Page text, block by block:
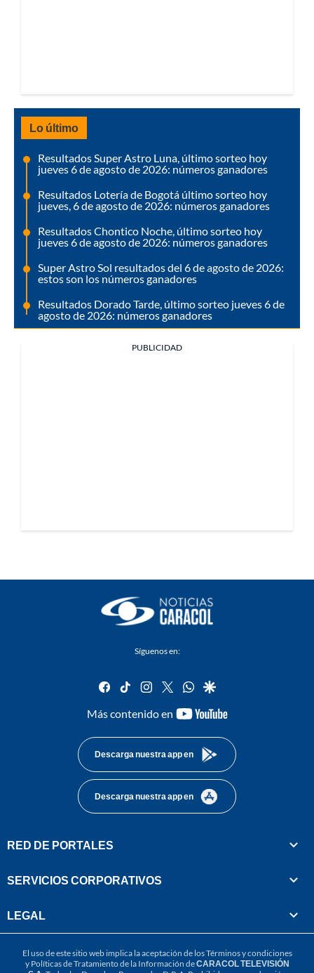
Lo último
Resultados Super Astro Luna, último sorteo hoy
jueves 6 de agosto de 2026: números ganadores
Resultados Lotería de Bogotá último sorteo hoy
jueves, 6 de agosto de 2026: números ganadores
Resultados Chontico Noche, último sorteo hoy
jueves 6 de agosto de 2026: números ganadores
Super Astro Sol resultados del 6 de agosto de 2026:
estos son los números ganadores
Resultados Dorado Tarde, último sorteo jueves 6 de
agosto de 2026: números ganadores
PUBLICIDAD
Síguenos en:
facebook
tiktok instagram
twitterwhatsapp
google
Más contenido en
youtube-
Descarga nuestra app en
Descarga nuestra app en
RED DE PORTALES
SERVICIOS CORPORATIVOS
LEGAL
El uso de este sitio web implica la aceptación de losTérminos y condiciones
y Políticas de Tratamiento de la Información deCARACOL TELEVISIÓN